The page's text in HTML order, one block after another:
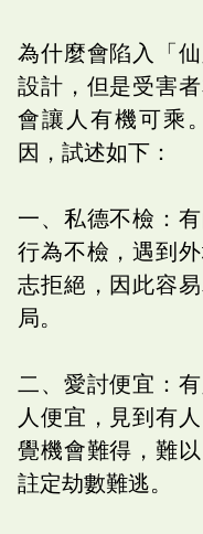
為什麼會陷入「
設計，但是受害
會讓人有機可乘
因，試述如下：
一、私德不檢：
行為不檢，遇到
志拒絕，因此容
局。
二、愛討便宜：
人便宜，見到有
覺機會難得，難
註定劫數難逃。